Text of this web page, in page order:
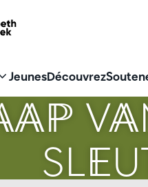
JeunesDécouvrez
Zoomer